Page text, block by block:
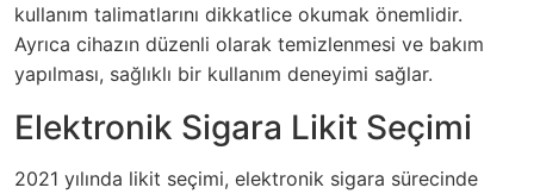
kullanım talimatlarını dikkatlice okumak önemlidir.
Ayrıca cihazın düzenli olarak temizlenmesi ve bakım
yapılması, sağlıklı bir kullanım deneyimi sağlar.
Elektronik Sigara Likit Seçimi
2021 yılında likit seçimi, elektronik sigara sürecinde